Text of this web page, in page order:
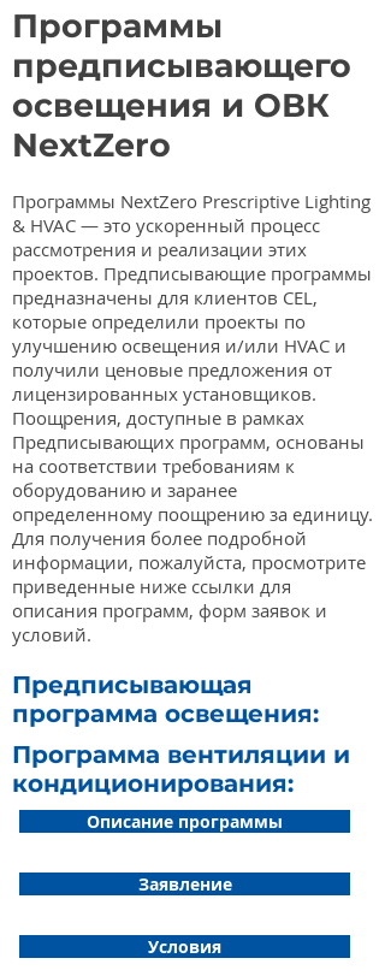
Программы
предписывающего
освещения и ОВК
NextZero
Программы NextZero Prescriptive Lighting
& HVAC — это ускоренный процесс
рассмотрения и реализации этих
проектов. Предписывающие программы
предназначены для клиентов CEL,
которые определили проекты по
улучшению освещения и/или HVAC и
получили ценовые предложения от
лицензированных установщиков.
Поощрения, доступные в рамках
Предписывающих программ, основаны
на соответствии требованиям к
оборудованию и заранее
определенному поощрению за единицу.
Для получения более подробной
информации, пожалуйста, просмотрите
приведенные ниже ссылки для
описания программ, форм заявок и
условий.
Предписывающая
программа освещения:
Программа вентиляции и
кондиционирования:
Описание программы
Заявление
Условия